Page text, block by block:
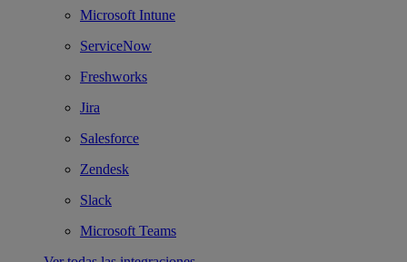
Microsoft Intune
ServiceNow
Freshworks
Jira
Salesforce
Zendesk
Slack
Microsoft Teams